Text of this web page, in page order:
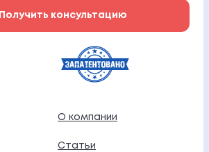
Получить консультацию
О компании
Статьи